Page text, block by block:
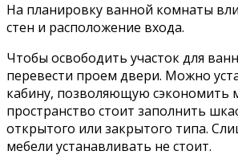
На планировку ванной комнаты
стен и расположение входа.
Чтобы освободить участок для
перевести проем двери. Можно
кабину, позволяющую сэкономить
пространство стоит заполнить
открытого или закрытого типа.
мебели устанавливать не стоит.